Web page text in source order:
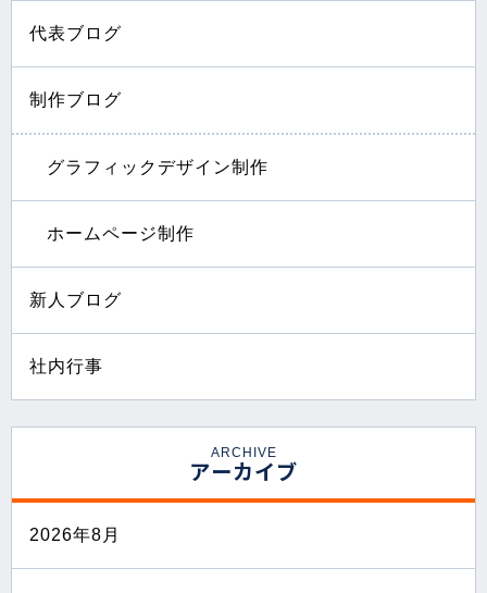
代表ブログ
制作ブログ
グラフィックデザイン制作
ホームページ制作
新人ブログ
社内行事
ARCHIVE
アーカイブ
2026年8月